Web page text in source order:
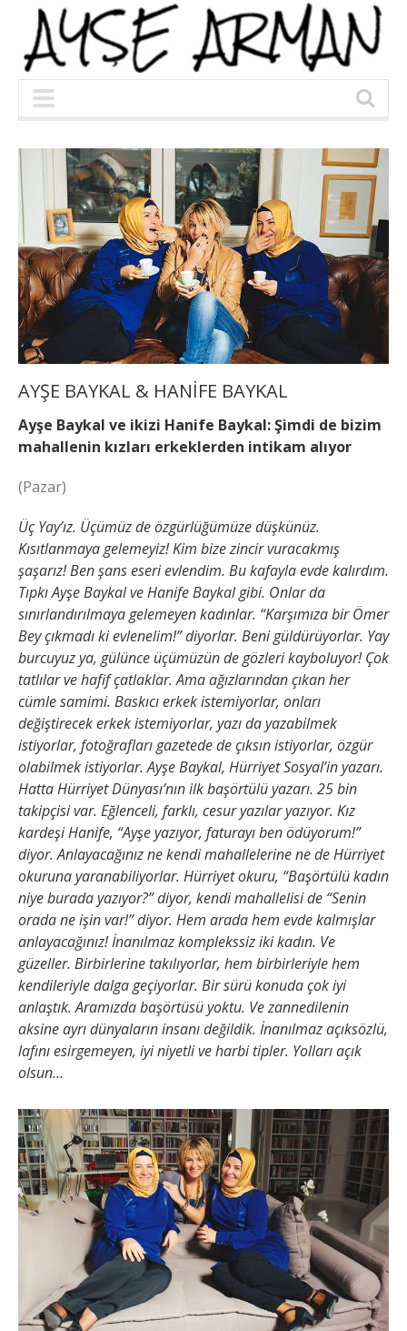
AYŞE BAYKAL & HANİFE BAYKAL
Ayşe Baykal ve ikizi Hanife Baykal: Şimdi de bizim
mahallenin kızları erkeklerden intikam alıyor
(Pazar)
Üç Yay’ız. Üçümüz de özgürlüğümüze düşkünüz.
Kısıtlanmaya gelemeyiz! Kim bize zincir vuracakmış
şaşarız! Ben şans eseri evlendim. Bu kafayla evde kalırdım.
Tıpkı Ayşe Baykal ve Hanife Baykal gibi. Onlar da
sınırlandırılmaya gelemeyen kadınlar. “Karşımıza bir Ömer
Bey çıkmadı ki evlenelim!” diyorlar. Beni güldürüyorlar. Yay
burcuyuz ya, gülünce üçümüzün de gözleri kayboluyor! Çok
tatlılar ve hafif çatlaklar. Ama ağızlarından çıkan her
cümle samimi. Baskıcı erkek istemiyorlar, onları
değiştirecek erkek istemiyorlar, yazı da yazabilmek
istiyorlar, fotoğrafları gazetede de çıksın istiyorlar, özgür
olabilmek istiyorlar. Ayşe Baykal, Hürriyet Sosyal’in yazarı.
Hatta Hürriyet Dünyası’nın ilk başörtülü yazarı. 25 bin
takipçisi var. Eğlenceli, farklı, cesur yazılar yazıyor. Kız
kardeşi Hanife, “Ayşe yazıyor, faturayı ben ödüyorum!”
diyor. Anlayacağınız ne kendi mahallelerine ne de Hürriyet
okuruna yaranabiliyorlar. Hürriyet okuru, “Başörtülü kadın
niye burada yazıyor?” diyor, kendi mahallelisi de “Senin
orada ne işin var!” diyor. Hem arada hem evde kalmışlar
anlayacağınız! İnanılmaz komplekssiz iki kadın. Ve
güzeller. Birbirlerine takılıyorlar, hem birbirleriyle hem
kendileriyle dalga geçiyorlar. Bir sürü konuda çok iyi
anlaştık. Aramızda başörtüsü yoktu. Ve zannedilenin
aksine ayrı dünyaların insanı değildik. İnanılmaz açıksözlü,
lafını esirgemeyen, iyi niyetli ve harbi tipler. Yolları açık
olsun…